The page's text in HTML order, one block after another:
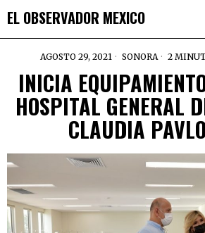
EL OBSERVADOR MEXICO
AGOSTO 29, 2021 SONORA 2
INICIA
HOSPITAL GENERAL
CLAUDIA